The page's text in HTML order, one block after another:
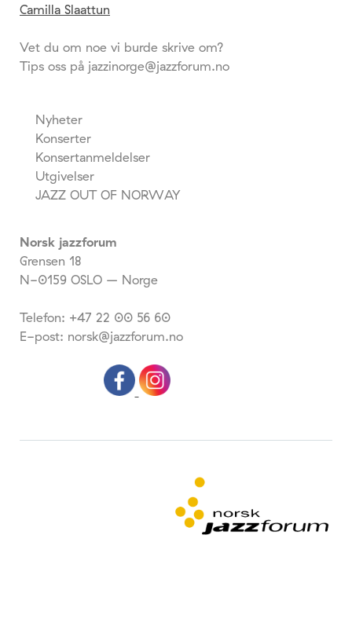
Camilla Slaattun
Vet du om noe vi burde skrive om?
Tips oss på jazzinorge@jazzforum.no
Nyheter
Konserter
Konsertanmeldelser
Utgivelser
JAZZ OUT OF NORWAY
Norsk jazzforum
Grensen 18
N-0159 OSLO – Norge
Telefon: +47 22 00 56 60
E-post: norsk@jazzforum.no